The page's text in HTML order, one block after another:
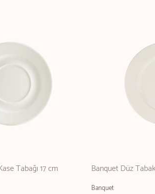
Tabağı 17 cm Banquet Düz
Banquet